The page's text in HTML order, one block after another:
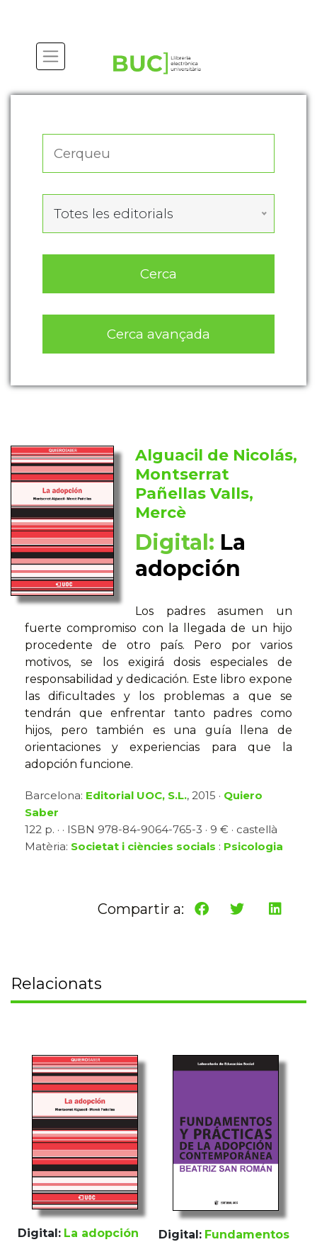
Totes les editorials
Cerca
Cerca avançada
Alguacil de Nicolás,
Montserrat
Pañellas Valls,
Mercè
Digital: La
adopción
Los padres asumen un
fuerte compromiso con la llegada de un hijo
procedente de otro país. Pero por varios
motivos, se los exigirá dosis especiales de
responsabilidad y dedicación. Este libro expone
las dificultades y los problemas a que se
tendrán que enfrentar tanto padres como
hijos, pero también es una guía llena de
orientaciones y experiencias para que la
adopción funcione.
Barcelona: Editorial UOC, S.L., 2015 · Quiero
Saber
122 p. · · ISBN 978-84-9064-765-3 · 9 € · castellà
Matèria: Societat i ciències socials : Psicologia
Compartir a:
Relacionats
Digital: La adopción
Digital: Fundamentos